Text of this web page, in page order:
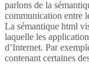
parlons de la
communication entre
La sémantique html
laquelle les
d’Internet. Par
contenant certaines